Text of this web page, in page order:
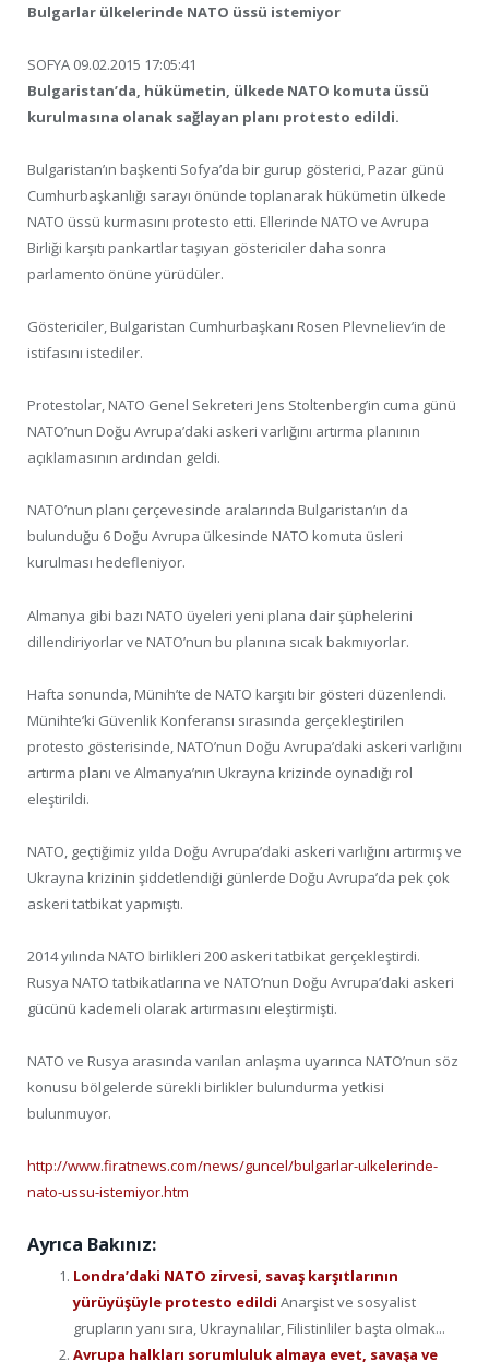
Bulgarlar ülkelerinde NATO üssü istemiyor
SOFYA 09.02.2015 17:05:41
Bulgaristan’da, hükümetin, ülkede NATO komuta üssü
kurulmasına olanak sağlayan planı protesto edildi.
Bulgaristan’ın başkenti Sofya’da bir gurup gösterici, Pazar günü
Cumhurbaşkanlığı sarayı önünde toplanarak hükümetin ülkede
NATO üssü kurmasını protesto etti. Ellerinde NATO ve Avrupa
Birliği karşıtı pankartlar taşıyan göstericiler daha sonra
parlamento önüne yürüdüler.
Göstericiler, Bulgaristan Cumhurbaşkanı Rosen Plevneliev’in de
istifasını istediler.
Protestolar, NATO Genel Sekreteri Jens Stoltenberg’in cuma günü
NATO’nun Doğu Avrupa’daki askeri varlığını artırma planının
açıklamasının ardından geldi.
NATO’nun planı çerçevesinde aralarında Bulgaristan’ın da
bulunduğu 6 Doğu Avrupa ülkesinde NATO komuta üsleri
kurulması hedefleniyor.
Almanya gibi bazı NATO üyeleri yeni plana dair şüphelerini
dillendiriyorlar ve NATO’nun bu planına sıcak bakmıyorlar.
Hafta sonunda, Münih’te de NATO karşıtı bir gösteri düzenlendi.
Münihte’ki Güvenlik Konferansı sırasında gerçekleştirilen
protesto gösterisinde, NATO’nun Doğu Avrupa’daki askeri varlığını
artırma planı ve Almanya’nın Ukrayna krizinde oynadığı rol
eleştirildi.
NATO, geçtiğimiz yılda Doğu Avrupa’daki askeri varlığını artırmış ve
Ukrayna krizinin şiddetlendiği günlerde Doğu Avrupa’da pek çok
askeri tatbikat yapmıştı.
2014 yılında NATO birlikleri 200 askeri tatbikat gerçekleştirdi.
Rusya NATO tatbikatlarına ve NATO’nun Doğu Avrupa’daki askeri
gücünü kademeli olarak artırmasını eleştirmişti.
NATO ve Rusya arasında varılan anlaşma uyarınca NATO’nun söz
konusu bölgelerde sürekli birlikler bulundurma yetkisi
bulunmuyor.
http://www.firatnews.com/news/guncel/bulgarlar-ulkelerinde-
nato-ussu-istemiyor.htm
Ayrıca Bakınız:
Londra’daki NATO zirvesi, savaş karşıtlarının
yürüyüşüyle protesto edildi Anarşist ve sosyalist
grupların yanı sıra, Ukraynalılar, Filistinliler başta olmak...
Avrupa halkları sorumluluk almaya evet, savaşa ve